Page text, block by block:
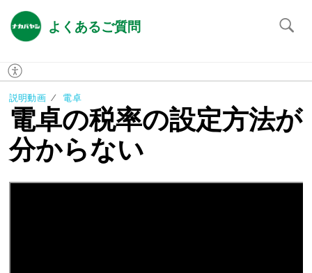
よくあるご質問
説明動画 電卓
電卓の税率の設定方法が
分からない